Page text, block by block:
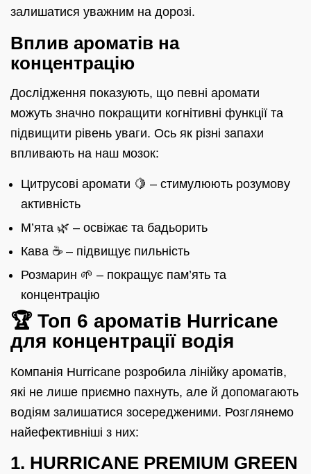
залишатися уважним на дорозі.
Вплив ароматів на
концентрацію
Дослідження показують, що певні аромати
можуть значно покращити когнітивні функції та
підвищити рівень уваги. Ось як різні запахи
впливають на наш мозок:
Цитрусові аромати 🍋 – стимулюють розумову
активність
М’ята 🌿 – освіжає та бадьорить
Кава ☕ – підвищує пильність
Розмарин 🌱 – покращує пам’ять та
концентрацію
🏆 Топ 6 ароматів Hurricane
для концентрації водія
Компанія Hurricane розробила лінійку ароматів,
які не лише приємно пахнуть, але й допомагають
водіям залишатися зосередженими. Розглянемо
найефективніші з них:
1. HURRICANE PREMIUM GREEN